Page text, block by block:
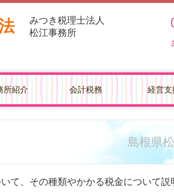
みつき税理士法人
松江事務所
所紹介 会計税務 経営支
の費用 島根県
て、その種類やかかる税金について説